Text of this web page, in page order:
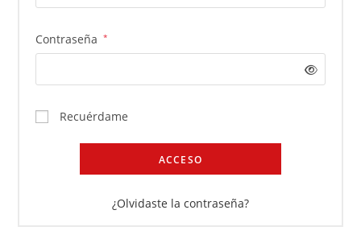
Contraseña *
Recuérdame
ACCESO
¿Olvidaste la contraseña?